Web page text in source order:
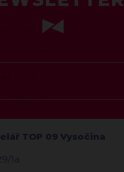
TOP 09 Vysočina
1a